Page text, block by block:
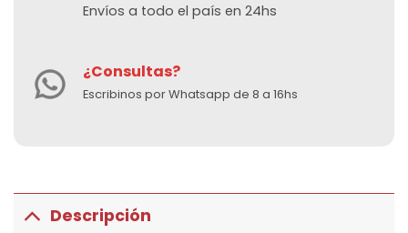
Envíos a todo el país en 24hs
¿Consultas?
Escribinos por Whatsapp de 8 a 16hs
Descripción